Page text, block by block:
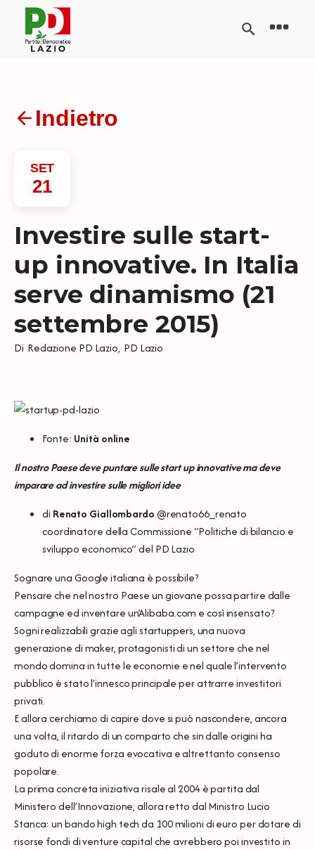
Indietro
SET
21
Investire sulle start-
up innovative. In Italia
serve dinamismo (21
settembre 2015)
Di Redazione PD Lazio, PD Lazio
Fonte: Unità online
Il nostro Paese deve puntare sulle start up innovative ma deve
imparare ad investire sulle migliori idee
di Renato Giallombardo@renato66_renato
coordinatore della Commissione “Politiche di bilancio e
sviluppo economico” del PD Lazio
Sognare una Google italiana è possibile?
Pensare che nel nostro Paese un giovane possa partire dalle
campagne ed inventare un’Alibaba.com e così insensato?
Sogni realizzabili grazie agli startuppers, una nuova
generazione di maker, protagonisti di un settore che nel
mondo domina in tutte le economie e nel quale l’intervento
pubblico è stato l’innesco principale per attrarre investitori
privati.
E allora cerchiamo di capire dove si può nascondere, ancora
una volta, il ritardo di un comparto che sin dalle origini ha
goduto di enorme forza evocativa e altrettanto consenso
popolare.
La prima concreta iniziativa risale al 2004 è partita dal
Ministero dell’Innovazione, allora retto dal Ministro Lucio
Stanca: un bando high tech da 100 milioni di euro per dotare di
risorse fondi di venture capital che avrebbero poi investito in